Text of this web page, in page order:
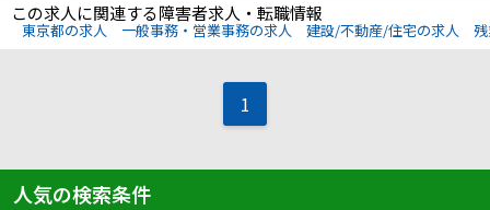
この求人に関連する障害者求人・転職情報
東京都の求人 一般事務・営業事務の求人 建設/不動産/住宅の求人
1
人気の検索条件
ご利用ガイド
法人向けページ